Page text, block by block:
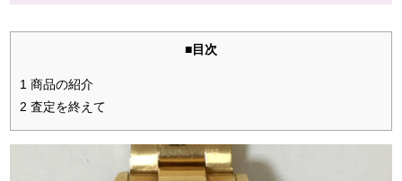
■目次
1 商品の紹介
2 査定を終えて